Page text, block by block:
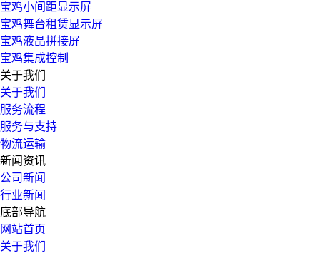
宝鸡小间距显示屏
宝鸡舞台租赁显示屏
宝鸡液晶拼接屏
宝鸡集成控制
关于我们
关于我们
服务流程
服务与支持
物流运输
新闻资讯
公司新闻
行业新闻
底部导航
网站首页
关于我们